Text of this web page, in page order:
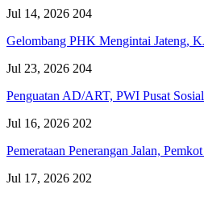
Jul 14, 2026 204
Gelombang PHK Mengintai Jateng,
Jul 23, 2026 204
Penguatan AD/ART, PWI Pusat
Jul 16, 2026 202
Pemerataan Penerangan Jalan,
Jul 17, 2026 202